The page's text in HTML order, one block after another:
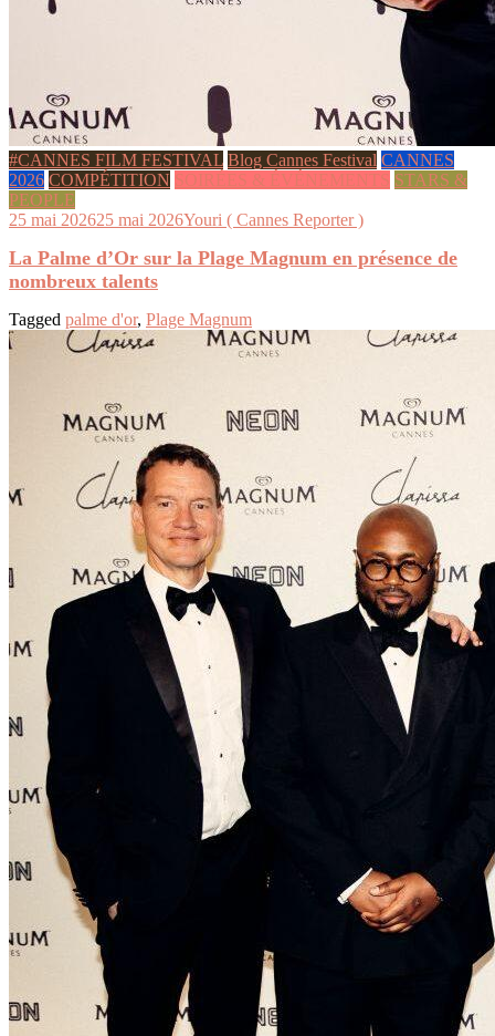
#CANNES FILM FESTIVAL Blog Cannes Festival CANNES
2026 COMPÉTITION SOIRÉES & ÉVÉNEMENTS STARS &
PEOPLE
25 mai 202625 mai 2026Youri ( Cannes Reporter )
La Palme d’Or sur la Plage Magnum en présence de
nombreux talents
Tagged palme d'or, Plage Magnum